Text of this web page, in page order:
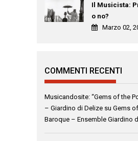
Il Musicista:
o no?
Marzo 02,
COMMENTI RECENTI
Musicandosite: “Gems of the
– Giardino di Delize su Gems
Baroque – Ensemble Giardino